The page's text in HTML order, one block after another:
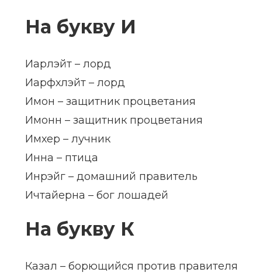
На букву И
Иарлэйт – лорд
Иарфхлэйт – лорд
Имон – защитник процветания
Имонн – защитник процветания
Имхер – лучник
Инна – птица
Инрэйг – домашний правитель
Ичтайерна – бог лошадей
На букву К
Казал – борющийся против правителя